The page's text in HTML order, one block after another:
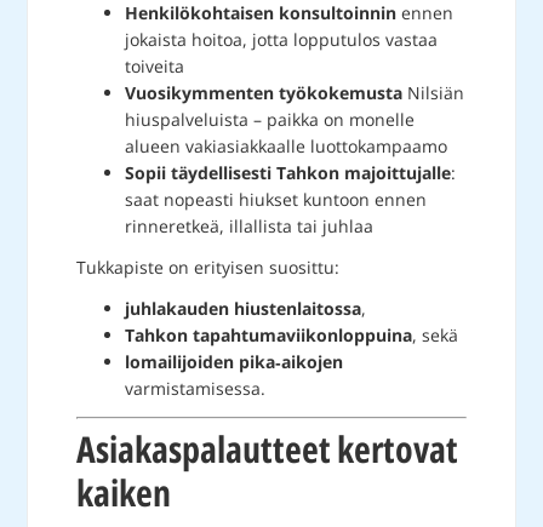
Henkilökohtaisen konsultoinnin ennen
jokaista hoitoa, jotta lopputulos vastaa
toiveita
Vuosikymmenten työkokemusta Nilsiän
hiuspalveluista – paikka on monelle
alueen vakiasiakkaalle luottokampaamo
Sopii täydellisesti Tahkon majoittujalle:
saat nopeasti hiukset kuntoon ennen
rinneretkeä, illallista tai juhlaa
Tukkapiste on erityisen suosittu:
juhlakauden hiustenlaitossa,
Tahkon tapahtumaviikonloppuina, sekä
lomailijoiden pika‑aikojen
varmistamisessa.
Asiakaspalautteet kertovat
kaiken